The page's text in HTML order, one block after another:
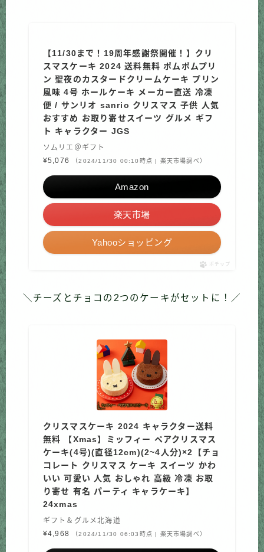
【11/30まで！19周年感謝祭開催！】クリ
スマスケーキ 2024 送料無料 ポムポムプリ
ン 聖夜のカスタードクリームケーキ プリン
風味 4号 ホールケーキ メーカー直送 冷凍
便 / サンリオ sanrio クリスマス 子供 人気
おすすめ お取り寄せスイーツ グルメ ギフ
ト キャラクター JGS
ソムリエ＠ギフト
¥5,076
（2024/11/30 00:10時点 | 楽天市場調べ）
Amazon
楽天市場
Yahooショッピング
ポチップ
＼チーズとチョコの2つのケーキがセットに！／
クリスマスケーキ 2024 キャラクター送料
無料 【Xmas】ミッフィー ペアクリスマス
ケーキ(4号)(直径12cm)(2~4人分)×2【チョ
コレート クリスマス ケーキ スイーツ かわ
いい 可愛い 人気 おしゃれ 高級 冷凍 お取
り寄せ 有名 パーティ キャラケーキ】
24xmas
ギフト＆グルメ北海道
¥4,968
（2024/11/30 06:03時点 | 楽天市場調べ）